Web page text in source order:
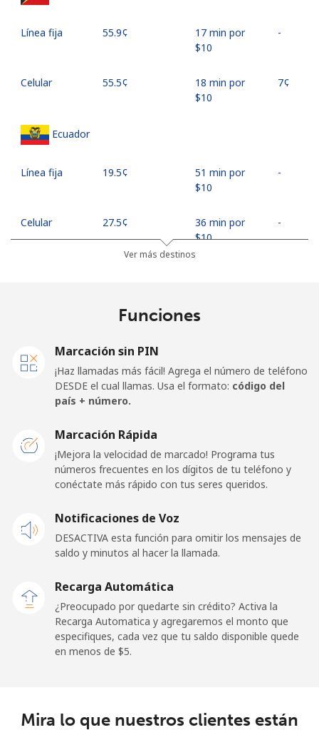
Línea fija ⁦55.9¢⁩
17 min por
⁦$10⁩
-
Celular ⁦55.5¢⁩
18 min por
⁦$10⁩
⁦7¢⁩
Ecuador
Línea fija ⁦19.5¢⁩
51 min por
⁦$10⁩
-
Celular ⁦27.5¢⁩
36 min por
⁦$10⁩
-
⁦13.9¢⁩
71 min por
Celular
⁦$10⁩
El Salvador
⁦9.9¢⁩
101 min por
Celular ⁦12.9¢⁩
77 min por
⁦$10⁩
Equatorial Guinea
Ver más destinos
Funciones
Marcación sin PIN
¡Haz llamadas más fácil! Agrega el número de teléfono
DESDE el cual llamas. Usa el formato: código del
país + número.
Marcación Rápida
¡Mejora la velocidad de marcado! Programa tus
números frecuentes en los dígitos de tu teléfono y
conéctate más rápido con tus seres queridos.
Notificaciones de Voz
DESACTIVA esta función para omitir los mensajes de
saldo y minutos al hacer la llamada.
Recarga Automática
¿Preocupado por quedarte sin crédito? Activa la
Recarga Automatica y agregaremos el monto que
especifiques, cada vez que tu saldo disponible quede
en menos de ⁦$5⁩.
Mira lo que nuestros clientes están